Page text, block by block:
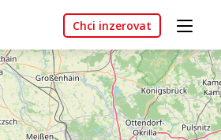
Chci inzerovat